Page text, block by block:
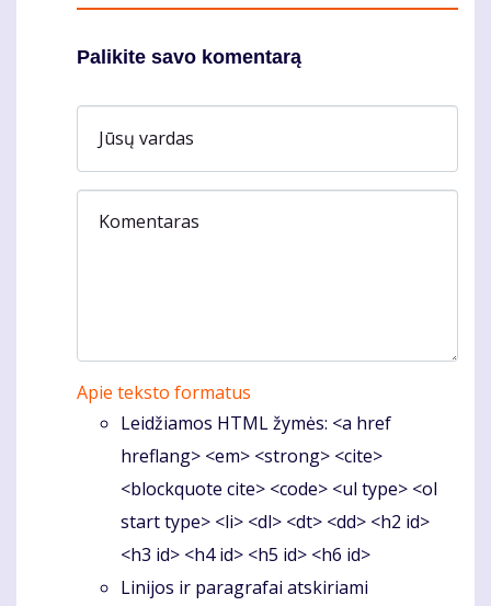
Palikite savo komentarą
Jūsų vardas
Komentaras
Apie teksto formatus
Leidžiamos HTML žymės: <a href
hreflang> <em> <strong> <cite>
<blockquote cite> <code> <ul type> <ol
start type> <li> <dl> <dt> <dd> <h2 id>
<h3 id> <h4 id> <h5 id> <h6 id>
Linijos ir paragrafai atskiriami